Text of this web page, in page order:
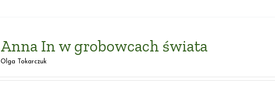
Anna In w grobowcach świata
Olga Tokarczuk